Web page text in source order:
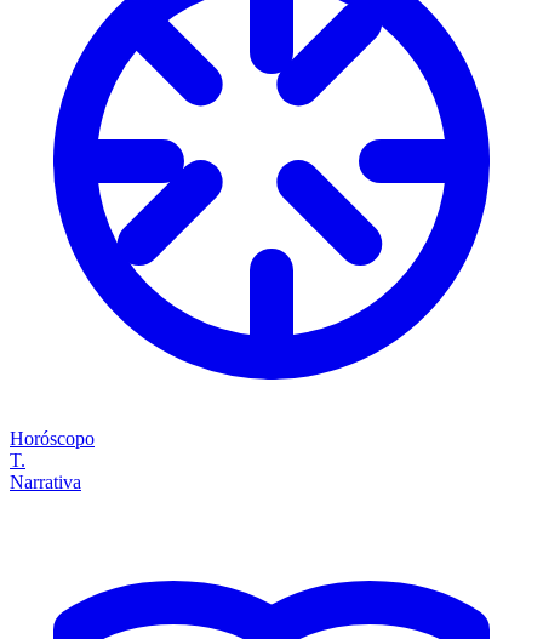
Horóscopo
T.
Narrativa